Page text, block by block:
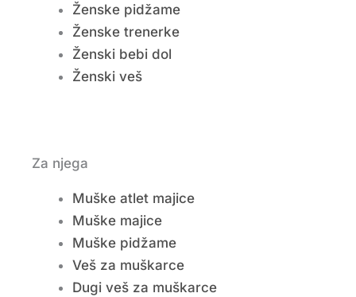
Ženske pidžame
Ženske trenerke
Ženski bebi dol
Ženski veš
Za njega
Muške atlet majice
Muške majice
Muške pidžame
Veš za muškarce
Dugi veš za muškarce